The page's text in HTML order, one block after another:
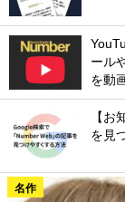
ール
を動
【お
を見
名作